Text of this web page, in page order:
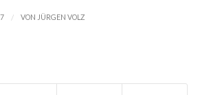
/ VON JÜRGEN VOLZ